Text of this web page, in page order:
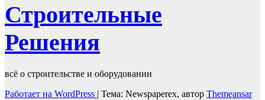
Строительные
Решения
всё о строительстве и оборудовании
Работает на WordPress | Тема: Newspaperex, автор Themeansar